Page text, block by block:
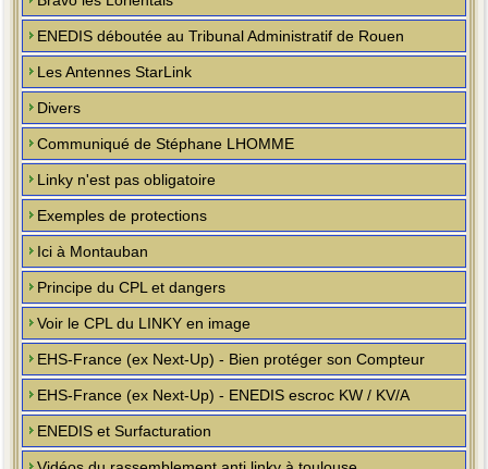
ENEDIS déboutée au Tribunal Administratif de Rouen
Les Antennes StarLink
Divers
Communiqué de Stéphane LHOMME
Linky n'est pas obligatoire
Exemples de protections
Ici à Montauban
Principe du CPL et dangers
Voir le CPL du LINKY en image
EHS-France (ex Next-Up) - Bien protéger son Compteur
EHS-France (ex Next-Up) - ENEDIS escroc KW / KV/A
ENEDIS et Surfacturation